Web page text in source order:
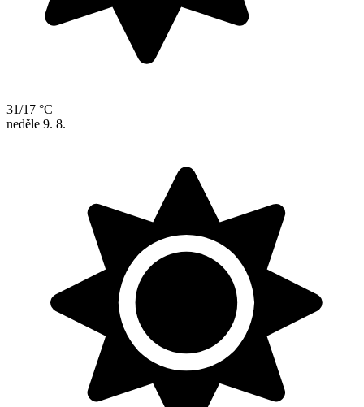
31/17 °C
neděle 9. 8.